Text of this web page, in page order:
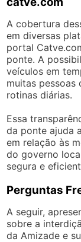
A cobertura
em diversas
portal
ponte. A
veículos em
muitas pessoas
rotinas diárias.
Essa
da ponte ajuda
em relação às
do governo
segura e
Perguntas
A seguir,
sobre a
da Amizade e